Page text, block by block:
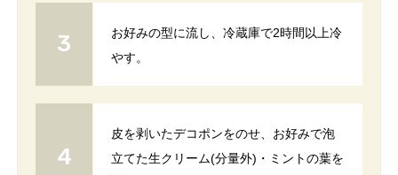
お好みの型に流し、冷蔵庫で2時間以上冷
やす。
皮を剥いたデコポンをのせ、お好みで泡
立てた生クリーム(分量外)・ミントの葉を